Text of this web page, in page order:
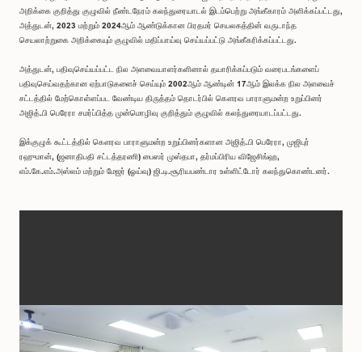
அறிக்கை குறித்து குழுவில் நீண்டநேரம் கலந்துரையாடல் இடம்பெற்று அங்கீகாரம் அளிக்கப்பட்டது,
அத்துடன், 2023 மற்றும் 2024ஆம் ஆண்டுக்கான பிரதமர் செயலகத்தின் வருடாந்த
செயலாற்றுகை அறிக்கையும் குழுவில் மதிப்பாய்வு செய்யப்பட்டு அங்கீகரிக்கப்பட்டது.
அத்துடன், பதிவுசெய்யப்பட்ட நில அளவையாளர்களினால் தயாரிக்கப்படும் வரைபடங்களைப்
பதிவுசெய்வதற்கான ஏற்பாடுகளைச் செய்யும் 2002ஆம் ஆண்டின் 17ஆம் இலக்க நில அளவைச்
சட்டத்தில் மேற்கொள்ளப்பட வேண்டிய திருத்தம் தொடர்பில் கௌரவ பாராளுமன்ற உறுப்பினர்
அஜித்.பி பெரேரா சமர்ப்பித்த முன்மொழிவு குறித்தும் குழுவில் கலந்துரையாடப்பட்டது.
இக்குழுக் கூட்டத்தில் கௌரவ பாராளுமன்ற உறுப்பினர்களான அஜித்.பி பெரேரா, முஜிபுர்
ரஹுமான், (ஜனாதிபதி சட்டத்தரணி) பைஸர் முஸ்தபா, தர்மப்பிரிய விஜேசிங்ஹ,
எம்.கே.எம்.அஸ்லம் மற்றும் மேஜர் (ஓய்வு) ஜி.டி.சூரியபண்டார உள்ளிட்டோர் கலந்துகொண்டனர்.